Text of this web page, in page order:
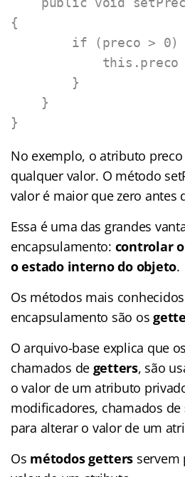
{
}
No exemplo, o atributo
qualquer valor. O método
valor é maior que zero antes
Essa é uma das grandes
encapsulamento: controlar
o estado interno do objeto.
Os métodos mais
encapsulamento são os
O arquivo-base explica que
chamados de getters, são
o valor de um atributo
modificadores, chamados de
para alterar o valor de um
Os métodos getters servem